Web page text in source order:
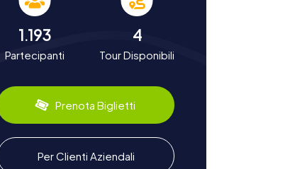
1.193
Partecipanti
4
Tour Disponibili
Prenota Biglietti
Per Clienti Aziendali